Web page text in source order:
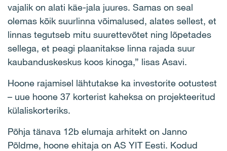
vajalik on alati käe-jala juures. Samas on seal
olemas kõik suurlinna võimalused, alates sellest, et
linnas tegutseb mitu suurettevõtet ning lõpetades
sellega, et peagi plaanitakse linna rajada suur
kaubanduskeskus koos kinoga,” lisas Asavi.
Hoone rajamisel lähtutakse ka investorite ootustest
– uue hoone 37 korterist kaheksa on projekteeritud
külaliskorteriks.
Põhja tänava 12b elumaja arhitekt on Janno
Põldme, hoone ehitaja on AS YIT Eesti. Kodud